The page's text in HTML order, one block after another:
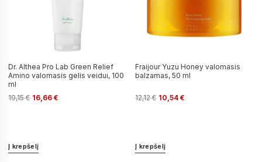
Dr. Althea Pro Lab Green Relief
Amino valomasis gelis veidui, 100
ml
19,15€ 16,66 €
Į krepšelį
Fraijour Yuzu Honey valomasis
balzamas, 50 ml
12,12€ 10,54 €
Į krepšelį